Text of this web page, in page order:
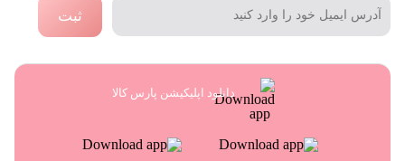
ثبت
دانلود اپلیکیشن پارس کالا